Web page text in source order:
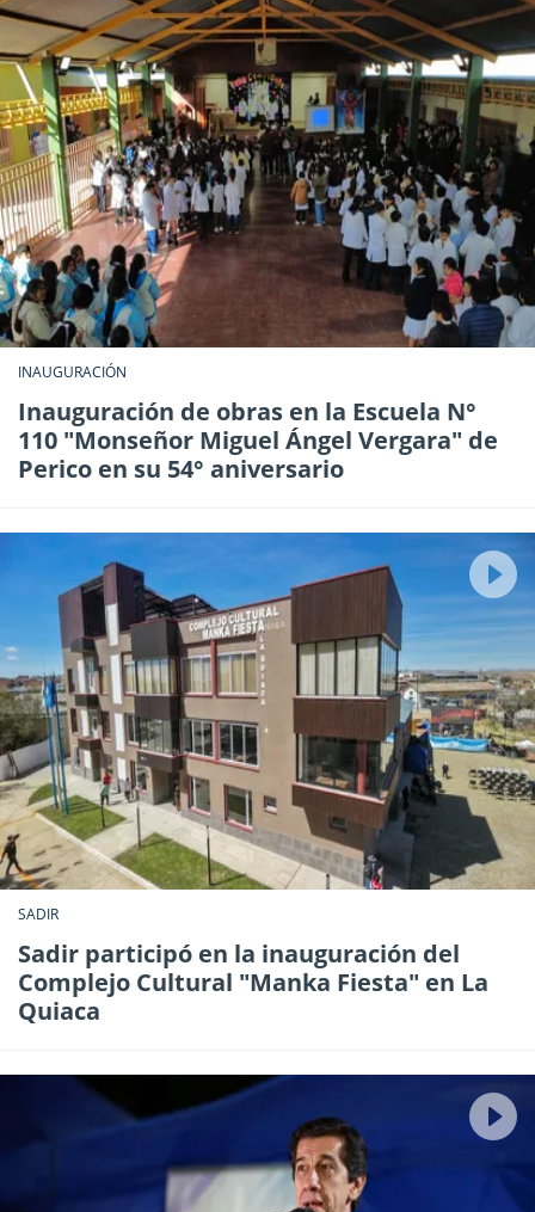
INAUGURACIÓN
Inauguración de obras en la Escuela N°
110 "Monseñor Miguel Ángel Vergara" de
Perico en su 54° aniversario
SADIR
Sadir participó en la inauguración del
Complejo Cultural "Manka Fiesta" en La
Quiaca